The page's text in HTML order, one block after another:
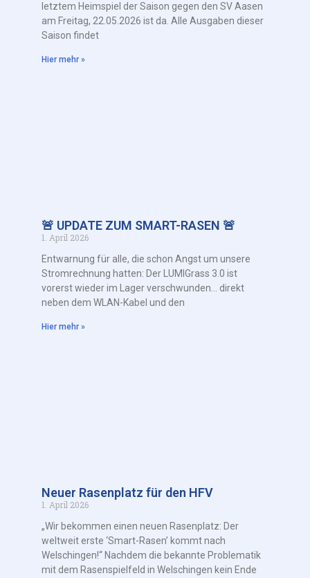
letztem Heimspiel der Saison gegen den SV Aasen
am Freitag, 22.05.2026 ist da. Alle Ausgaben dieser
Saison findet
Hier mehr »
🚨 UPDATE ZUM SMART-RASEN 🚨
1. April 2026
Entwarnung für alle, die schon Angst um unsere
Stromrechnung hatten: Der LUMIGrass 3.0 ist
vorerst wieder im Lager verschwunden… direkt
neben dem WLAN-Kabel und den
Hier mehr »
Neuer Rasenplatz für den HFV
1. April 2026
„Wir bekommen einen neuen Rasenplatz: Der
weltweit erste ‘Smart-Rasen’ kommt nach
Welschingen!“ Nachdem die bekannte Problematik
mit dem Rasenspielfeld in Welschingen kein Ende